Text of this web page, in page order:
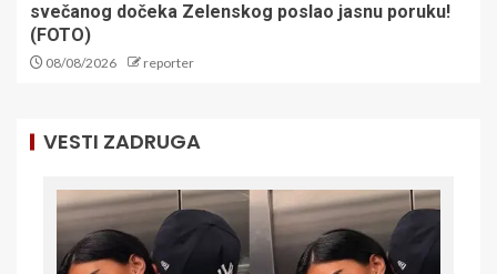
svečanog dočeka Zelenskog poslao jasnu poruku!
(FOTO)
08/08/2026 reporter
VESTI ZADRUGA